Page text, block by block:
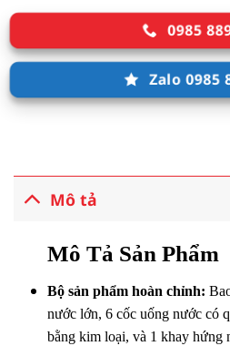
0985
Zalo 0985
Mô tả
Mô Tả Sản Phẩm
Bộ sản phẩm hoàn chỉnh:
nước lớn, 6 cốc uống nước có
bằng kim loại, và 1 khay hứng